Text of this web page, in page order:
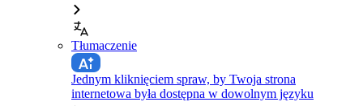
Tłumaczenie
Jednym kliknięciem spraw, by Twoja strona
internetowa była dostępna w dowolnym języku